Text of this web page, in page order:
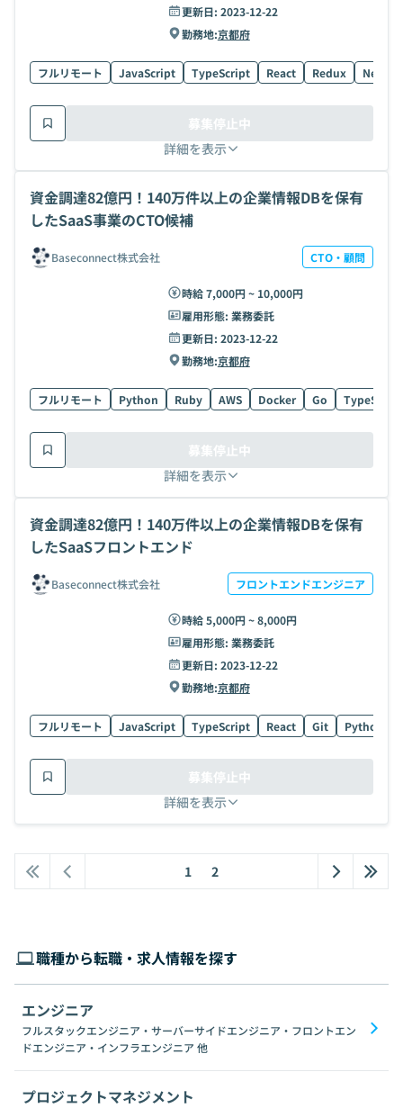
更新日: 2023-12-22
勤務地:京都府
フルリモート JavaScript TypeScript React Redux Next.js
詳細を表示
募集停止中
資金調達82億円！140万件以上の企業情報DBを保有
したSaaS事業のCTO候補
Baseconnect株式会社 CTO・顧問
時給 7,000円 ~ 10,000円
雇用形態: 業務委託
更新日: 2023-12-22
勤務地:京都府
フルリモート Python Ruby AWS Docker Go TypeScript
詳細を表示
募集停止中
資金調達82億円！140万件以上の企業情報DBを保有
したSaaSフロントエンド
Baseconnect株式会社 フロントエンドエンジニア
時給 5,000円 ~ 8,000円
雇用形態: 業務委託
更新日: 2023-12-22
勤務地:京都府
フルリモート JavaScript TypeScript React Git Python
詳細を表示
募集停止中
1 2
職種から転職・求人情報を探す
エンジニア
フルスタックエンジニア・サーバーサイドエンジニア・フロントエン
ドエンジニア・インフラエンジニア 他
プロジェクトマネジメント